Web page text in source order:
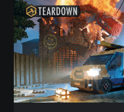
e
a
r
d
o
w